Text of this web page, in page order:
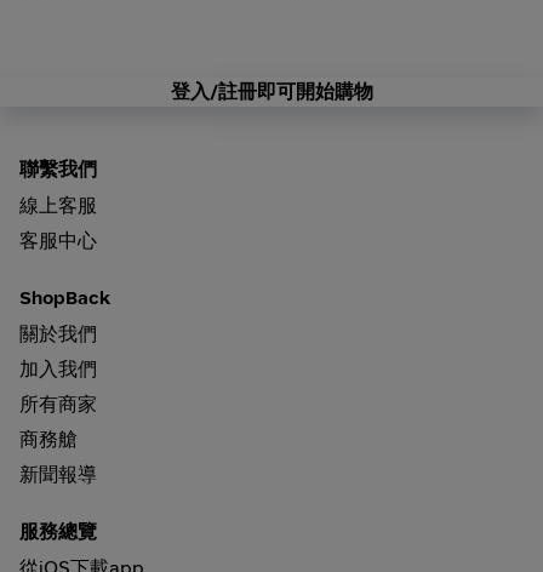
登入/註冊即可開始購物
聯繫我們
線上客服
客服中心
ShopBack
關於我們
加入我們
所有商家
商務艙
新聞報導
服務總覽